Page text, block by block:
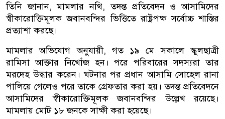
তিনি জানান, মামলার নথি, তদন্ত প্রতিবেদন ও আসামিদের
স্বীকারোক্তিমূলক জবানবন্দির ভিত্তিতে রাষ্ট্রপক্ষ সর্বোচ্চ শাস্তির
প্রত্যাশা করছে।
মামলার অভিযোগ অনুযায়ী, গত ১৯ মে সকালে স্কুলছাত্রী
রামিসা আক্তার নিখোঁজ হন। পরে পরিবারের সদস্যরা তার
মরদেহ উদ্ধার করেন। ঘটনার পর প্রধান আসামি সোহেল রানা
পালিয়ে গেলেও পরে তাকে গ্রেফতার করা হয়। তদন্ত প্রতিবেদনে
আসামিদের স্বীকারোক্তিমূলক জবানবন্দির উল্লেখ রয়েছে।
মামলায় মোট ১৮ জনকে সাক্ষী করা হয়েছে।